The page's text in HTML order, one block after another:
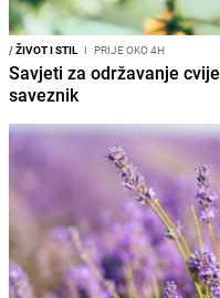
/ŽIVOT I STIL I PRIJE OKO 4H
Savjeti za održavanje
saveznik